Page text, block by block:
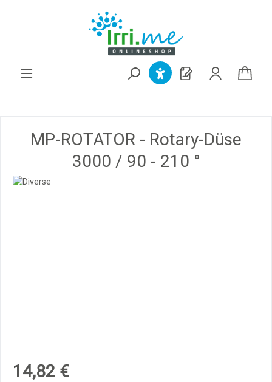
MP-ROTATOR - Rotary-Düse
3000 / 90 - 210 °
14,82 €